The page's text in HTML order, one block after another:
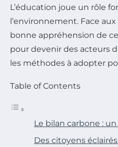
L’éducation joue un rôle
l’environnement. Face
bonne appréhension de
pour devenir des acteurs
les méthodes à adopter
Table of Contents
Le bilan carbone :
Des citoyens